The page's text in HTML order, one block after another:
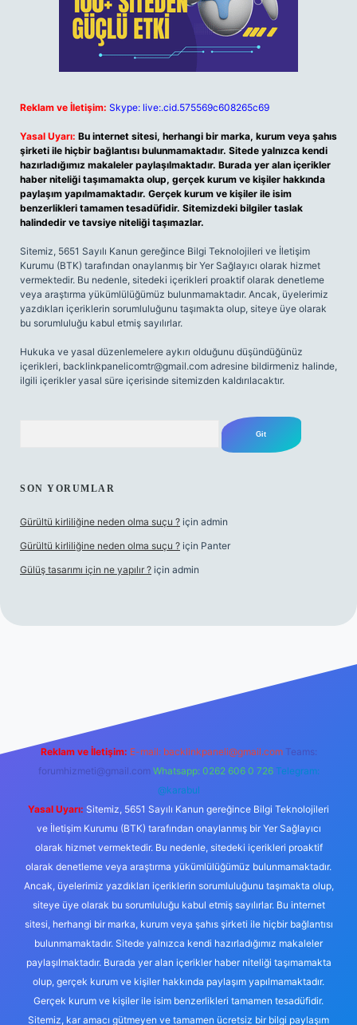
Reklam ve İletişim: Skype: live:.cid.575569c608265c69
Yasal Uyarı: Bu internet sitesi, herhangi bir marka, kurum veya şahıs
şirketi ile hiçbir bağlantısı bulunmamaktadır. Sitede yalnızca kendi
hazırladığımız makaleler paylaşılmaktadır. Burada yer alan içerikler
haber niteliği taşımamakta olup, gerçek kurum ve kişiler hakkında
paylaşım yapılmamaktadır. Gerçek kurum ve kişiler ile isim
benzerlikleri tamamen tesadüfidir. Sitemizdeki bilgiler taslak
halindedir ve tavsiye niteliği taşımazlar.
Sitemiz, 5651 Sayılı Kanun gereğince Bilgi Teknolojileri ve İletişim
Kurumu (BTK) tarafından onaylanmış bir Yer Sağlayıcı olarak hizmet
vermektedir. Bu nedenle, sitedeki içerikleri proaktif olarak denetleme
veya araştırma yükümlülüğümüz bulunmamaktadır. Ancak, üyelerimiz
yazdıkları içeriklerin sorumluluğunu taşımakta olup, siteye üye olarak
bu sorumluluğu kabul etmiş sayılırlar.
Hukuka ve yasal düzenlemelere aykırı olduğunu düşündüğünüz
içerikleri, backlinkpanelicomtr@gmail.com adresine bildirmeniz halinde,
ilgili içerikler yasal süre içerisinde sitemizden kaldırılacaktır.
SON YORUMLAR
Gürültü kirliliğine neden olma suçu ? için admin
Gürültü kirliliğine neden olma suçu ? için Panter
Gülüş tasarımı için ne yapılır ? için admin
Reklam ve İletişim: E-mail: backlinkpaneli@gmail.com Teams:
forumhizmeti@gmail.com Whatsapp: 0262 606 0 726 Telegram:
@karabul
Yasal Uyarı: Sitemiz, 5651 Sayılı Kanun gereğince Bilgi Teknolojileri
ve İletişim Kurumu (BTK) tarafından onaylanmış bir Yer Sağlayıcı
olarak hizmet vermektedir. Bu nedenle, sitedeki içerikleri proaktif
olarak denetleme veya araştırma yükümlülüğümüz bulunmamaktadır.
Ancak, üyelerimiz yazdıkları içeriklerin sorumluluğunu taşımakta olup,
siteye üye olarak bu sorumluluğu kabul etmiş sayılırlar. Bu internet
sitesi, herhangi bir marka, kurum veya şahıs şirketi ile hiçbir bağlantısı
bulunmamaktadır. Sitede yalnızca kendi hazırladığımız makaleler
paylaşılmaktadır. Burada yer alan içerikler haber niteliği taşımamakta
olup, gerçek kurum ve kişiler hakkında paylaşım yapılmamaktadır.
Gerçek kurum ve kişiler ile isim benzerlikleri tamamen tesadüfidir.
Sitemiz, kar amacı gütmeyen ve tamamen ücretsiz bir bilgi paylaşım